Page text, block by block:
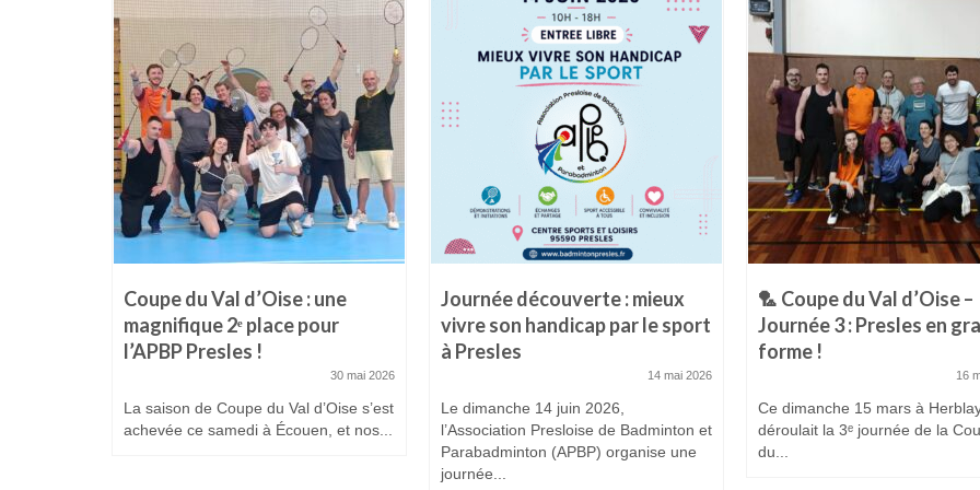
Coupe du Val d’Oise : une
magnifique 2ᵉ place pour
l’APBP Presles !
30 mai 2026
La saison de Coupe du Val d’Oise s’est
achevée ce samedi à Écouen, et nos...
Journée découverte : mieux
vivre son handicap par le sport
à Presles
14 mai 2026
Le dimanche 14 juin 2026,
l’Association Presloise de Badminton et
Parabadminton (APBP) organise une
journée...
🏸 Coupe du Val d’Oise –
Journée 3 : Presles en
forme !
16
Ce dimanche 15 mars à
déroulait la 3ᵉ journée de la
du...